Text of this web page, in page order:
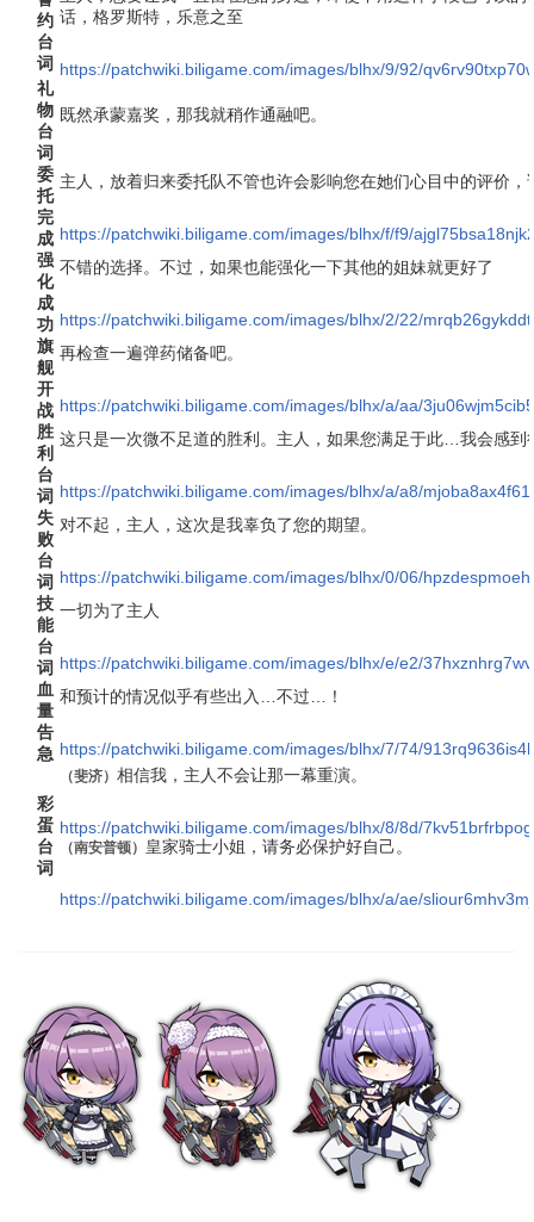
约
台
词
话，格罗斯特，乐意之至
https://patchwiki.biligame.com/images/blhx/9/92/
礼
物
台
词
既然承蒙嘉奖，那我就稍作通融吧。
委
托
完
成
主人，放着归来委托队不管也许会影响您在她们心目中的评价，
https://patchwiki.biligame.com/images/blhx/f/f9/
强
化
成
功
不错的选择。不过，如果也能强化一下其他的姐妹就更好了
https://patchwiki.biligame.com/images/blhx/2/22/
旗
舰
开
战
再检查一遍弹药储备吧。
https://patchwiki.biligame.com/images/blhx/a/aa/
胜
利
台
词
这只是一次微不足道的胜利。主人，如果您满足于此…我会感到
https://patchwiki.biligame.com/images/blhx/a/a8/
失
败
台
词
对不起，主人，这次是我辜负了您的期望。
https://patchwiki.biligame.com/images/blhx/0/06/
技
能
台
词
一切为了主人
https://patchwiki.biligame.com/images/blhx/e/e2/
血
量
告
急
和预计的情况似乎有些出入…不过…！
https://patchwiki.biligame.com/images/blhx/7/74/
彩
蛋
台
词
（斐济） 相信我，主人不会让那一幕重演。
https://patchwiki.biligame.com/images/blhx/8/8d/
（南安普顿） 皇家骑士小姐，请务必保护好自己。
https://patchwiki.biligame.com/images/blhx/a/ae/